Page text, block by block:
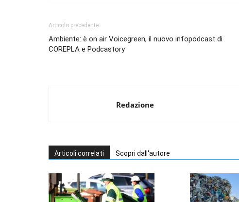
Articolo precedente
Ambiente: è on air Voicegreen, il nuovo infopodcast di
COREPLA e Podcastory
Redazione
Articoli correlati Scopri dall'autore